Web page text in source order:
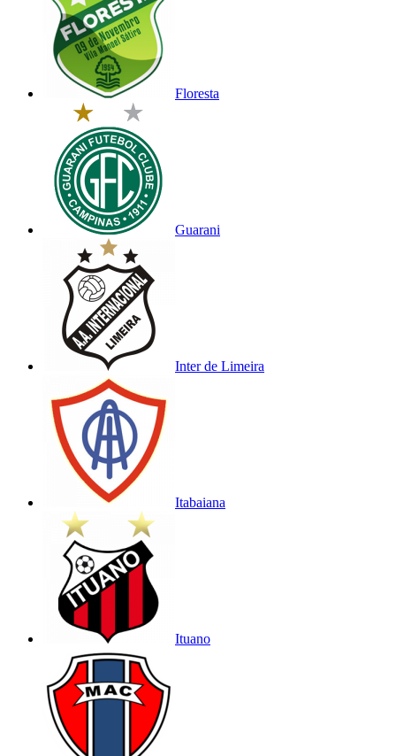
Floresta
Guarani
Inter de Limeira
Itabaiana
Ituano